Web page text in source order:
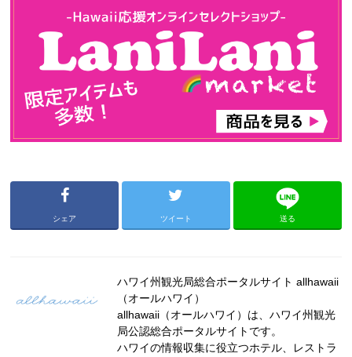
シェア ツイート 送る
ハワイ州観光局総合ポータルサイト allhawaii
（オールハワイ）
allhawaii（オールハワイ）は、ハワイ州観光
局公認総合ポータルサイトです。
ハワイの情報収集に役立つホテル、レストラ